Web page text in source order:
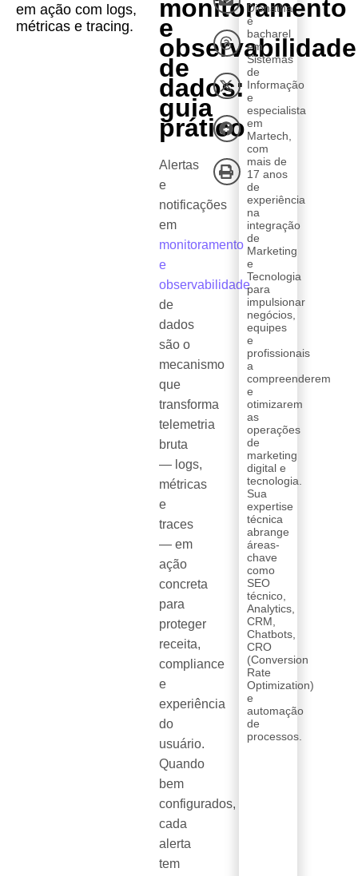
em ação com logs,
métricas e tracing.
monitoramento
e
observabilidade
de
dados:
guia
prático
Alertas
e
notificações
em
monitoramento
e
observabilidade
de
dados
são o
mecanismo
que
transforma
telemetria
bruta
— logs,
métricas
e
traces
— em
ação
concreta
para
proteger
receita,
compliance
e
experiência
do
usuário.
Quando
bem
configurados,
cada
alerta
tem
Dionatha
é
bacharel
em
Sistemas
de
Informação
e
especialista
em
Martech,
com
mais de
17 anos
de
experiência
na
integração
de
Marketing
e
Tecnologia
para
impulsionar
negócios,
equipes
e
profissionais
a
compreenderem
e
otimizarem
as
operações
de
marketing
digital e
tecnologia.
Sua
expertise
técnica
abrange
áreas-
chave
como
SEO
técnico,
Analytics,
CRM,
Chatbots,
CRO
(Conversion
Rate
Optimization)
e
automação
de
processos.